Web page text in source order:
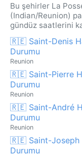
Bu şehirler La
(Indian/Reunion)
gündüz saatlerini
🇷🇪 Saint-Denis
Durumu
Reunion
🇷🇪 Saint-Pierre
Durumu
Reunion
🇷🇪 Saint-André
Durumu
Reunion
🇷🇪 Saint-Joseph
Durumu